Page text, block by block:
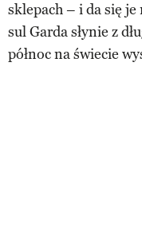
sklepach – i da się
sul Garda słynie z
północ na świecie